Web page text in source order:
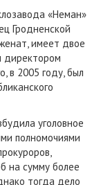
«Неман»
Гродненской
имеет двое
директором
в 2005 году, был
уголовное
полномочиями
на сумму более
тогда дело